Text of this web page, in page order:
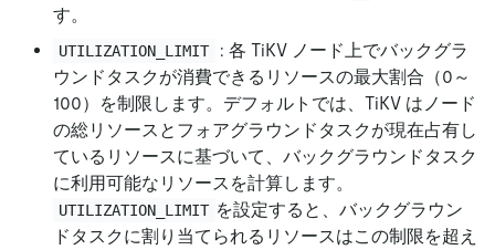
す。
UTILIZATION_LIMIT
: 各 TiKV ノード上でバックグラ
ウンドタスクが消費できるリソースの最大割合（0～
100）を制限します。デフォルトでは、TiKV はノード
の総リソースとフォアグラウンドタスクが現在占有し
ているリソースに基づいて、バックグラウンドタスク
に利用可能なリソースを計算します。
UTILIZATION_LIMIT を設定すると、バックグラウン
ドタスクに割り当てられるリソースはこの制限を超え